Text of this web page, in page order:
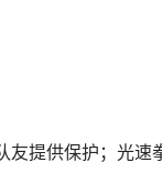
友提供保护；光速